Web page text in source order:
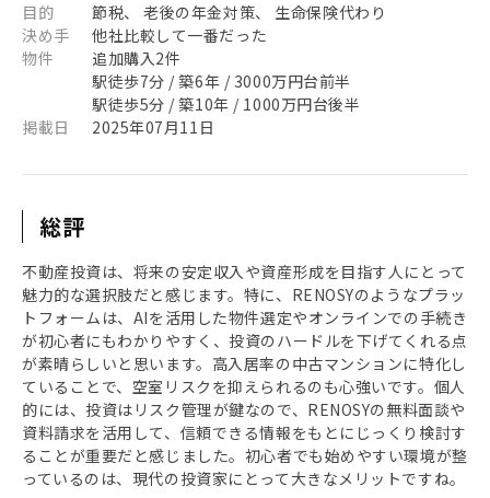
目的
節税、 老後の年金対策、 生命保険代わり
決め手
他社比較して一番だった
物件
追加購入2件
駅徒歩7分 / 築6年 / 3000万円台前半
駅徒歩5分 / 築10年 / 1000万円台後半
掲載日
2025年07月11日
総評
不動産投資は、将来の安定収入や資産形成を目指す人にとって
魅力的な選択肢だと感じます。特に、RENOSYのようなプラッ
トフォームは、AIを活用した物件選定やオンラインでの手続き
が初心者にもわかりやすく、投資のハードルを下げてくれる点
が素晴らしいと思います。高入居率の中古マンションに特化し
ていることで、空室リスクを抑えられるのも心強いです。個人
的には、投資はリスク管理が鍵なので、RENOSYの無料面談や
資料請求を活用して、信頼できる情報をもとにじっくり検討す
ることが重要だと感じました。初心者でも始めやすい環境が整
っているのは、現代の投資家にとって大きなメリットですね。